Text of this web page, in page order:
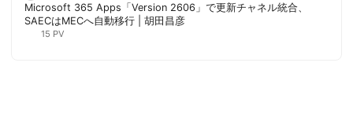
Microsoft 365 Apps「Version 2606」で更新チャネル統合、
SAECはMECへ自動移行 | 胡田昌彦
15 PV